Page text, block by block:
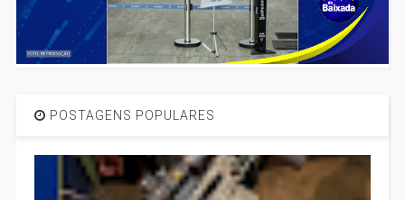
POSTAGENS POPULARES